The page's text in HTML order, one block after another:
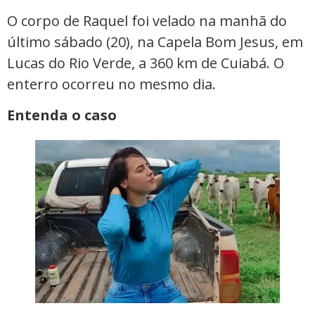
O corpo de Raquel foi velado na manhã do
último sábado (20), na Capela Bom Jesus, em
Lucas do Rio Verde, a 360 km de Cuiabá. O
enterro ocorreu no mesmo dia.
Entenda o caso